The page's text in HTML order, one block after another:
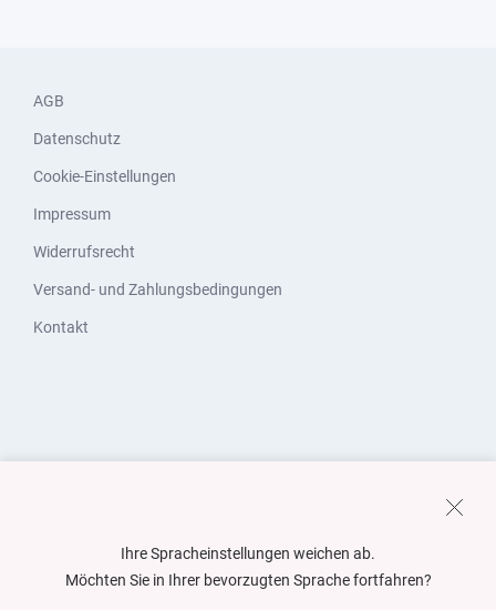
AGB
Datenschutz
Cookie-Einstellungen
Impressum
Widerrufsrecht
Versand- und Zahlungsbedingungen
Kontakt
Ihre Spracheinstellungen weichen ab.
Möchten Sie in Ihrer bevorzugten Sprache fortfahren?